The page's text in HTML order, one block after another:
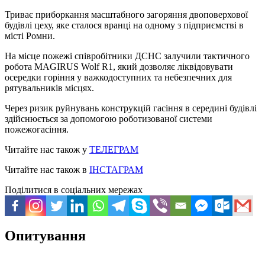
Триває приборкання масштабного загоряння двоповерхової
будівлі цеху, яке сталося вранці на одному з підприємстві в
місті Ромни.
На місце пожежі співробітники ДСНС залучили тактичного
робота MAGIRUS Wolf R1, який дозволяє ліквідовувати
осередки горіння у важкодоступних та небезпечних для
рятувальників місцях.
Через ризик руйнувань конструкцій гасіння в середині будівлі
здійснюється за допомогою роботизованої системи
пожежогасіння.
Читайте нас також у ТЕЛЕГРАМ
Читайте нас також в ІНСТАГРАМ
Поділитися в соціальних мережах
Опитування